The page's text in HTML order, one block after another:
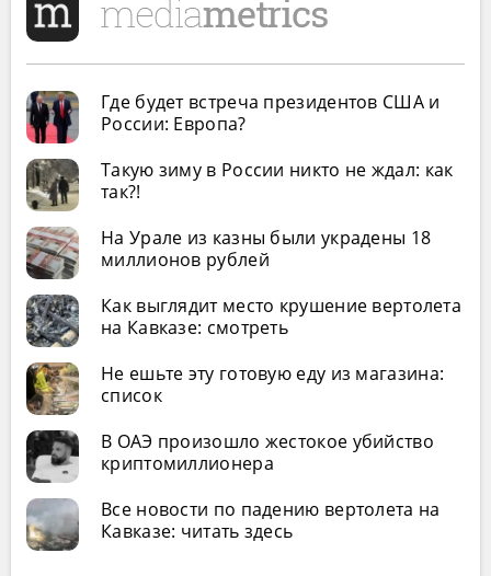
Где будет встреча президентов США и
России: Европа?
Такую зиму в России никто не ждал: как
так?!
На Урале из казны были украдены 18
миллионов рублей
Как выглядит место крушение вертолета
на Кавказе: смотреть
Не ешьте эту готовую еду из магазина:
список
В ОАЭ произошло жестокое убийство
криптомиллионера
Все новости по падению вертолета на
Кавказе: читать здесь